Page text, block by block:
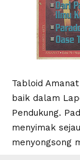
Tabloid
baik dalam
Pendukung.
menyimak
menyongsong